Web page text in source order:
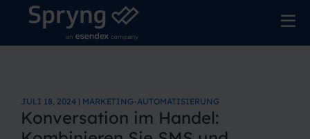
JULI 18, 2024 | MARKETING-AUTOMATISIERUNG
Konversation im Handel: